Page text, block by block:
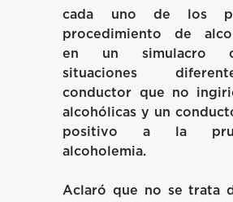
cada uno de los
procedimiento de
en un simulacro
situaciones
conductor que no
alcohólicas y un
positivo a la
alcoholemia.
Aclaró que no se trata